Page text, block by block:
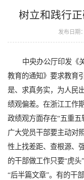
树立和践行
发布日期
中央办公厅印发《
教育的通知》要求教育
是、求真务实，为人民
绩观偏差。在浙江工作
政绩观方面存在“五重五
广大党员干部要主动对
性上找差距、查根源、
的干部做工作只要“虎头
“后半篇文章”。有的干